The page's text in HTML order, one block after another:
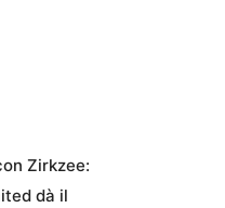
Zirkzee:
dà il